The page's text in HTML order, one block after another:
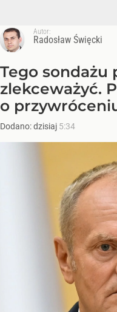
Autor:
Radosław Święcki
Tego sondażu
zlekceważyć.
o
Dodano:dzisiaj 5:34